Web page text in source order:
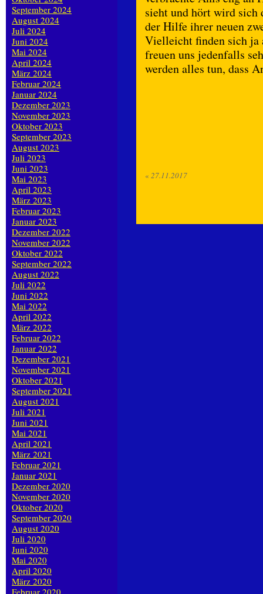
sieht und hört wird sich
der Hilfe ihrer neuen
Vielleicht finden sich ja
freuen uns jedenfalls
werden alles tun, dass
« 27.11.2017
September 2024
August 2024
Juli 2024
Juni 2024
Mai 2024
April 2024
März 2024
Februar 2024
Januar 2024
Dezember 2023
November 2023
Oktober 2023
September 2023
August 2023
Juli 2023
Juni 2023
Mai 2023
April 2023
März 2023
Februar 2023
Januar 2023
Dezember 2022
November 2022
Oktober 2022
September 2022
August 2022
Juli 2022
Juni 2022
Mai 2022
April 2022
März 2022
Februar 2022
Januar 2022
Dezember 2021
November 2021
Oktober 2021
September 2021
August 2021
Juli 2021
Juni 2021
Mai 2021
April 2021
März 2021
Februar 2021
Januar 2021
Dezember 2020
November 2020
Oktober 2020
September 2020
August 2020
Juli 2020
Juni 2020
Mai 2020
April 2020
März 2020
Februar 2020